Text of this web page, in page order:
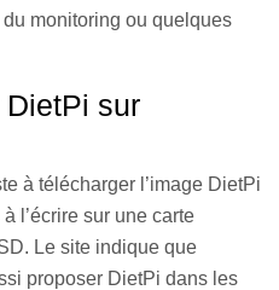
monitoring ou quelques
sur
à télécharger l’image DietPi
l’écrire sur une carte
Le site indique que
proposer DietPi dans les